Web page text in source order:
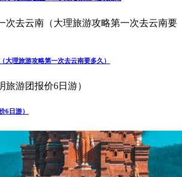
大理旅游攻略第一次去云南要多久）
6日游）